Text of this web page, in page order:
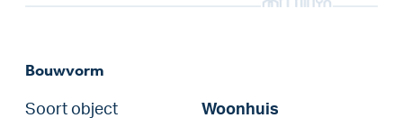
Bouwvorm
Soort object
Woonhuis